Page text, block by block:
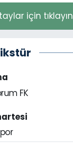
için tıklayın
FK